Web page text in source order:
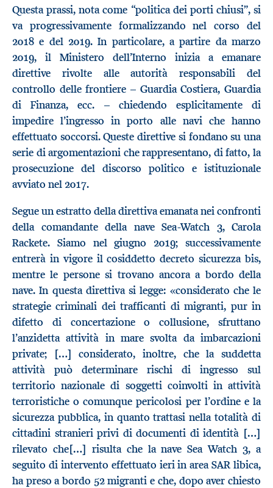
Questa prassi, nota come “politica dei porti chiusi”, si
va progressivamente formalizzando nel corso del
2018 e del 2019. In particolare, a partire da marzo
2019, il Ministero dell’Interno inizia a emanare
direttive rivolte alle autorità responsabili del
controllo delle frontiere – Guardia Costiera, Guardia
di Finanza, ecc. – chiedendo esplicitamente di
impedire l’ingresso in porto alle navi che hanno
effettuato soccorsi. Queste direttive si fondano su una
serie di argomentazioni che rappresentano, di fatto, la
prosecuzione del discorso politico e istituzionale
avviato nel 2017.
Segue un estratto della direttiva emanata nei confronti
della comandante della nave Sea-Watch 3, Carola
Rackete. Siamo nel giugno 2019; successivamente
entrerà in vigore il cosiddetto decreto sicurezza bis,
mentre le persone si trovano ancora a bordo della
nave. In questa direttiva si legge: «considerato che le
strategie criminali dei trafficanti di migranti, pur in
difetto di concertazione o collusione, sfruttano
l’anzidetta attività in mare svolta da imbarcazioni
private; […] considerato, inoltre, che la suddetta
attività può determinare rischi di ingresso sul
territorio nazionale di soggetti coinvolti in attività
terroristiche o comunque pericolosi per l’ordine e la
sicurezza pubblica, in quanto trattasi nella totalità di
cittadini stranieri privi di documenti di identità […]
rilevato che[…] risulta che la nave Sea Watch 3, a
seguito di intervento effettuato ieri in area SAR libica,
ha preso a bordo 52 migranti e che, dopo aver chiesto